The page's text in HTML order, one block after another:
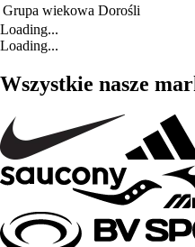
Grupa wiekowa Dorośli
Loading...
Loading...
Wszystkie nasze